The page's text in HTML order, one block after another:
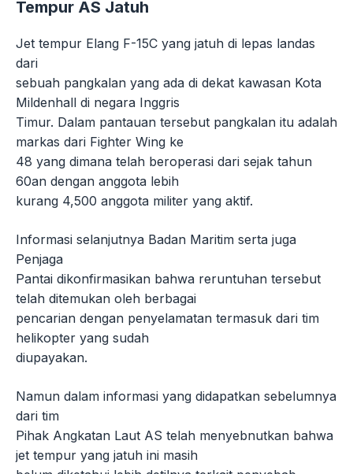
Tempur AS Jatuh
Jet tempur Elang F-15C yang jatuh di lepas landas
dari
sebuah pangkalan yang ada di dekat kawasan Kota
Mildenhall di negara Inggris
Timur. Dalam pantauan tersebut pangkalan itu adalah
markas dari Fighter Wing ke
48 yang dimana telah beroperasi dari sejak tahun
60an dengan anggota lebih
kurang 4,500 anggota militer yang aktif.
Informasi selanjutnya Badan Maritim serta juga
Penjaga
Pantai dikonfirmasikan bahwa reruntuhan tersebut
telah ditemukan oleh berbagai
pencarian dengan penyelamatan termasuk dari tim
helikopter yang sudah
diupayakan.
Namun dalam informasi yang didapatkan sebelumnya
dari tim
Pihak Angkatan Laut AS telah menyebnutkan bahwa
jet tempur yang jatuh ini masih